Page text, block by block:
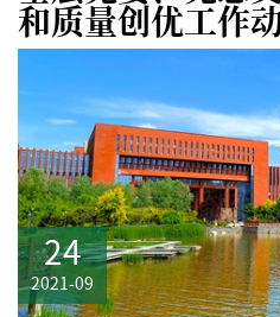
和质量创优工作
24
2021-09